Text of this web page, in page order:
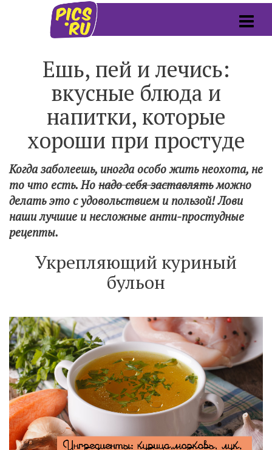
Ешь, пей и лечись:
вкусные блюда и
напитки, которые
хороши при простуде
Когда заболеешь, иногда особо жить неохота, не
то что есть. Но надо себя заставлятьможно
делать это с удовольствием и пользой! Лови
наши лучшие и несложные анти-простудные
рецепты.
Укрепляющий куриный
бульон